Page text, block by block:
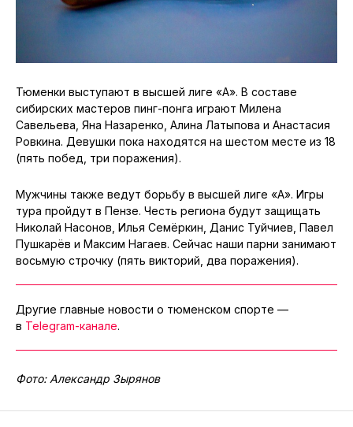
Тюменки выступают в высшей лиге «А». В составе
сибирских мастеров пинг-понга играют Милена
Савельева, Яна Назаренко, Алина Латыпова и Анастасия
Ровкина. Девушки пока находятся на шестом месте из 18
(пять побед, три поражения).
Мужчины также ведут борьбу в высшей лиге «А». Игры
тура пройдут в Пензе. Честь региона будут защищать
Николай Насонов, Илья Семёркин, Данис Туйчиев, Павел
Пушкарёв и Максим Нагаев. Сейчас наши парни занимают
восьмую строчку (пять викторий, два поражения).
Другие главные новости о тюменском спорте —
в Telegram-канале.
Фото: Александр Зырянов